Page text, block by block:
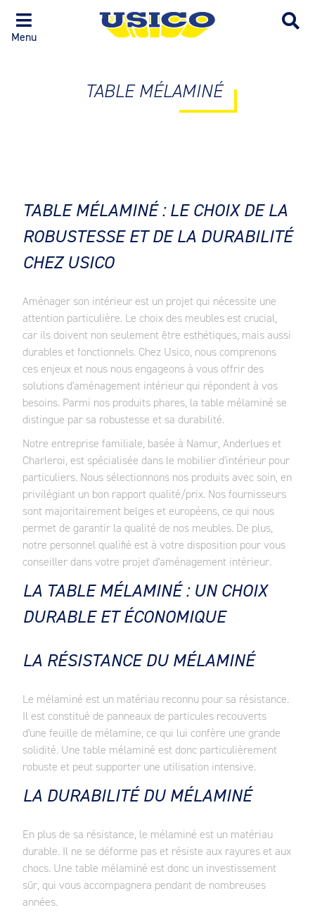
Menu
TABLE MÉLAMINÉ
TABLE MÉLAMINÉ : LE CHOIX DE LA
ROBUSTESSE ET DE LA DURABILITÉ
CHEZ USICO
Aménager son intérieur est un projet qui nécessite une
attention particulière. Le choix des meubles est crucial,
car ils doivent non seulement être esthétiques, mais aussi
durables et fonctionnels. Chez Usico, nous comprenons
ces enjeux et nous nous engageons à vous offrir des
solutions d'aménagement intérieur qui répondent à vos
besoins. Parmi nos produits phares, la table mélaminé se
distingue par sa robustesse et sa durabilité.
Notre entreprise familiale, basée à Namur, Anderlues et
Charleroi, est spécialisée dans le mobilier d'intérieur pour
particuliers. Nous sélectionnons nos produits avec soin, en
privilégiant un bon rapport qualité/prix. Nos fournisseurs
sont majoritairement belges et européens, ce qui nous
permet de garantir la qualité de nos meubles. De plus,
notre personnel qualifié est à votre disposition pour vous
conseiller dans votre projet d'aménagement intérieur.
LA TABLE MÉLAMINÉ : UN CHOIX
DURABLE ET ÉCONOMIQUE
LA RÉSISTANCE DU MÉLAMINÉ
Le mélaminé est un matériau reconnu pour sa résistance.
Il est constitué de panneaux de particules recouverts
d'une feuille de mélamine, ce qui lui confère une grande
solidité. Une table mélaminé est donc particulièrement
robuste et peut supporter une utilisation intensive.
LA DURABILITÉ DU MÉLAMINÉ
En plus de sa résistance, le mélaminé est un matériau
durable. Il ne se déforme pas et résiste aux rayures et aux
chocs. Une table mélaminé est donc un investissement
sûr, qui vous accompagnera pendant de nombreuses
années.